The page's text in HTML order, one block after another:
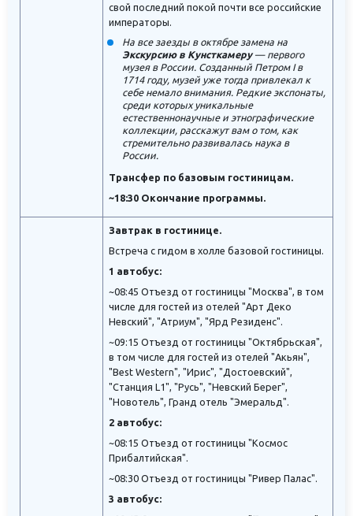
свой последний покой почти все российские
императоры.
На все заезды в октябре замена на
Экскурсию в Кунсткамеру— первого
музея в России. Созданный Петром I в
1714 году, музей уже тогда привлекал к
себе немало внимания. Редкие экспонаты,
среди которых уникальные
естественнонаучные и этнографические
коллекции, расскажут вам о том, как
стремительно развивалась наука в
России.
Трансфер по базовым гостиницам.
~18:30 Окончание программы.
Завтрак в гостинице.
Встреча с гидом в холле базовой гостиницы.
1 автобус:
~08:45 Отъезд от гостиницы "Москва", в том
числе для гостей из отелей "Арт Деко
Невский", "Атриум", "Ярд Резиденс".
~09:15 Отъезд от гостиницы "Октябрьская",
в том числе для гостей из отелей "Акьян",
"Best Western", "Ирис", "Достоевский",
"Станция L1", "Русь", "Невский Берег",
"Новотель", Гранд отель "Эмеральд".
2 автобус:
~08:15 Отъезд от гостиницы "Космос
Прибалтийская".
~08:30 Отъезд от гостиницы "Ривер Палас".
3 автобус: